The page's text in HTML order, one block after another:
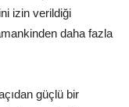
izin verildiği
daha fazla
güçlü bir